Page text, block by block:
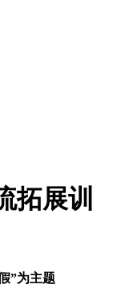
拓展训
”为主题